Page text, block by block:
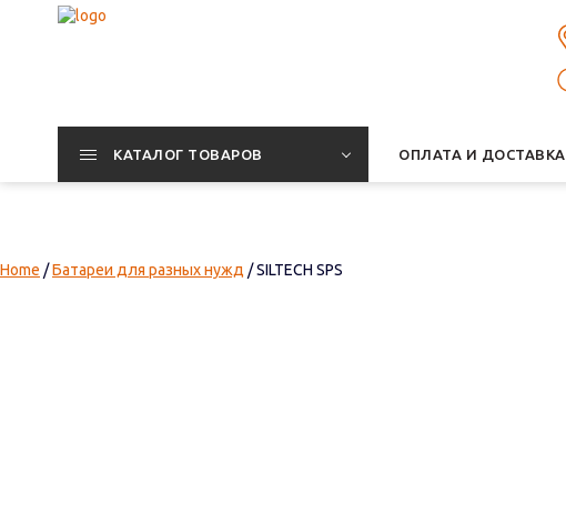
КАТАЛОГ ТОВАРОВ ОПЛАТА И ДОСТАВКА
Home /Батареи для разных нужд / SILTECH SPS